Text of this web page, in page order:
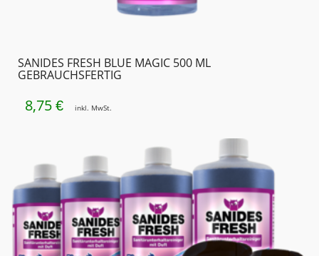
SANIDES FRESH BLUE MAGIC 500 ML
GEBRAUCHSFERTIG
8,75 € inkl. MwSt.